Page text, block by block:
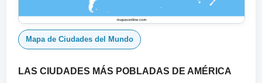
Mapa de Ciudades del Mundo
LAS CIUDADES MÁS POBLADAS DE AMÉRICA